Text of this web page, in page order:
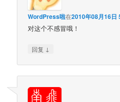
WordPress啦在2010年08月16日
对这个不感冒哦！
回复 ↓